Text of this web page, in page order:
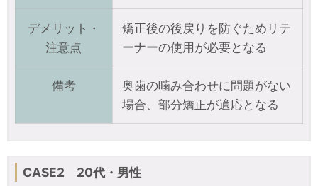
デメリット・
注意点
矯正後の後戻りを防ぐためリテ
ーナーの使用が必要となる
備考
奥歯の噛み合わせに問題がない
場合、部分矯正が適応となる
CASE2 20代・男性